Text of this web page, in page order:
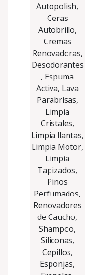
Autopolish,
Ceras
Autobrillo,
Cremas
Renovadoras,
Desodorantes
, Espuma
Activa, Lava
Parabrisas,
Limpia
Cristales,
Limpia llantas,
Limpia Motor,
Limpia
Tapizados,
Pinos
Perfumados,
Renovadores
de Caucho,
Shampoo,
Siliconas,
Cepillos,
Esponjas,